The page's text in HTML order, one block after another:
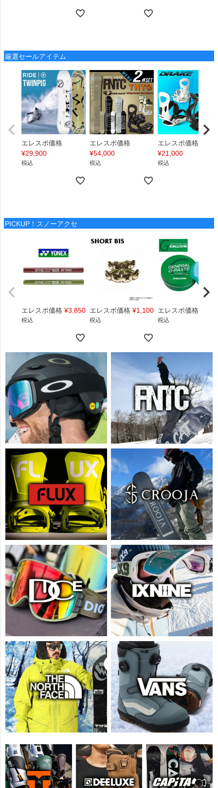
厳選セールアイテム
エレスポ価格
¥29,900
税込
エレスポ価格
¥54,000
税込
エレスポ価格
¥21,000
税込
PICKUP！スノーアクセ
エレスポ価格 ¥3,850
税込
エレスポ価格 ¥1,100
税込
エレスポ価格
税込